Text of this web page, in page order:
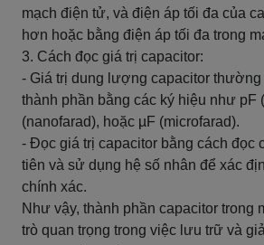
mạch điện tử, và điện áp tối đa của
hơn hoặc bằng điện áp tối đa trong
3. Cách đọc giá trị capacitor:
- Giá trị dung lượng capacitor
thành phần bằng các ký hiệu như pF
(nanofarad), hoặc µF (microfarad).
- Đọc giá trị capacitor bằng cách đọc
tiên và sử dụng hệ số nhân để xác
chính xác.
Như vậy, thành phần capacitor trong
trò quan trọng trong việc lưu trữ và